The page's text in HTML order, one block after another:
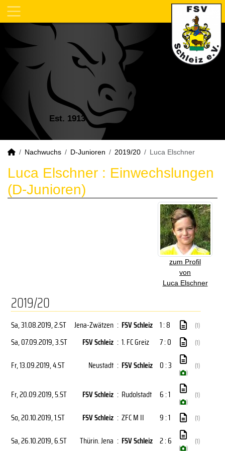
Est. 1913
Nachwuchs D-Junioren 2019/20 Luca Elschner
Luca Elschner : Einwechslungen
(D-Junioren)
zum Profil
von
Luca Elschner
2019/20
Sa, 31.08.2019, 2.ST Jena-Zwätzen : FSV Schleiz 1 : 8 (1)
Sa, 07.09.2019, 3.ST FSV Schleiz : 1. FC Greiz 7 : 0 (1)
Fr, 13.09.2019, 4.ST Neustadt : FSV Schleiz 0 : 3
( )
(1)
Fr, 20.09.2019, 5.ST FSV Schleiz : Rudolstadt 6 : 1
( )
(1)
So, 20.10.2019, 1.ST FSV Schleiz : ZFC M II 9 : 1 (1)
Sa, 26.10.2019, 6.ST Thürin. Jena : FSV Schleiz 2 : 6
( )
(1)